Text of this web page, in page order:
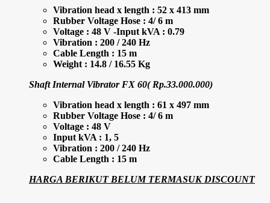
Vibration head x length : 52 x 413 mm
Rubber Voltage Hose : 4/ 6 m
Voltage : 48 V -Input kVA : 0.79
Vibration : 200 / 240 Hz
Cable Length : 15 m
Weight : 14.8 / 16.55 Kg
Shaft Internal Vibrator FX 60( Rp.33.000.000)
Vibration head x length : 61 x 497 mm
Rubber Voltage Hose : 4/ 6 m
Voltage : 48 V
Input kVA : 1, 5
Vibration : 200 / 240 Hz
Cable Length : 15 m
HARGA BERIKUT BELUM TERMASUK DISCOUNT